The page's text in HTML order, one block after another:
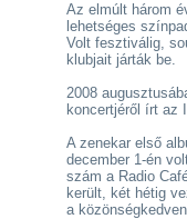
Az elmúlt három
lehetséges
Volt fesztiválig,
klubjait járták be.
2008
koncertjéről írt az
A zenekar első
december 1-én
szám a Radio
került, két hétig
a